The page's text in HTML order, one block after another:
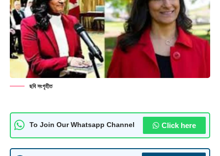
ছবি সংগৃহীত
To Join Our Whatsapp Channel Click here